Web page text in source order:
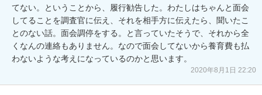
てない。ということから、履行勧告した。わたしはちゃんと面会
してることを調査官に伝え、それを相手方に伝えたら、聞いたこ
とのない話。面会調停をする。と言っていたそうで、それから全
くなんの連絡もありません。なので面会してないから養育費も払
わないような考えになっているのかと思います。
2020年8月1日 22:20